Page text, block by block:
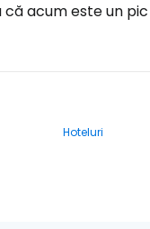
acum este un
Hoteluri